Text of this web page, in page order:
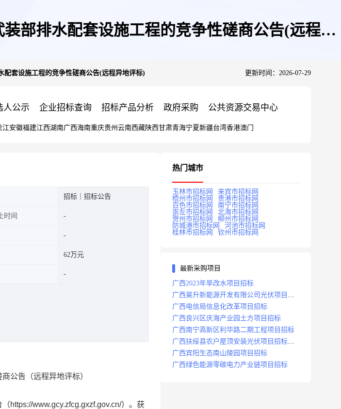
部排水配套设施工程的竞争性磋商公告(远程异
配套设施工程的竞争性磋商公告(远程异地评标) 更新时间：2026-07-29
人公示 企业招标查询 招标产品分析 政府采购 公共资源交易中心
江安徽福建江西湖南广西海南重庆贵州 云南西藏陕西甘肃青海宁夏新疆台湾香港澳门
招标｜招标公告
时间
62万元
公告（远程异地评标）
https://www.gcy.zfcg.gxzf.gov.cn/）。 获
热门城市
玉林市招标网
来宾市招标网
梧州市招标网
贵港市招标网
百色市招标网
南宁市招标网
崇左市招标网
北海市招标网
贺州市招标网
柳州市招标网
防城港市招标网
河池市招标网
桂林市招标网
钦州市招标网
最新采购项目
广西2023年旱改水项目招标
广西昊升新能源开发有限公司光伏项目招
标
广西电信局信息化改革项目招标
广西良兴区庆海产业园土方项目招标
广西南宁高新区利华路二期工程项目招标
广西扶绥县农户屋顶安装光伏项目招标公
告
广西宾阳生态南山陵园项目招标
广西绿色能源零碳电力产业链项目招标